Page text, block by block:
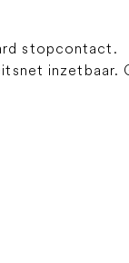
stopcontact.
inzetbaar.